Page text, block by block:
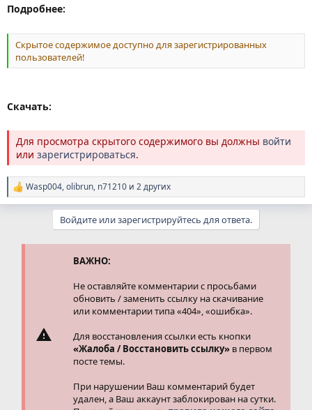
Подробнее:
Скрытое содержимое доступно для зарегистрированных
пользователей!
Скачать:
Для просмотра скрытого содержимого вы должны войти
или зарегистрироваться.
Р
е
Wasp004,olibrun, n71210 и 2 других
Войдите или зарегистрируйтесь для ответа.
ВАЖНО:
Не оставляйте комментарии с просьбами
обновить / заменить ссылку на скачивание
или комментарии типа «404», «ошибка».
Для восстановления ссылки есть кнопки
«Жалоба / Восстановить ссылку» в первом
посте темы.
При нарушении Ваш комментарий будет
удален, а Ваш аккаунт заблокирован на сутки.